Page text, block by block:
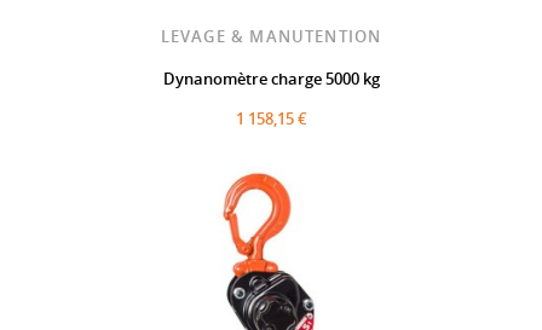
LEVAGE & MANUTENTION
Dynanomètre charge 5000 kg
1 158,15 €